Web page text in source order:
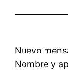
Nuevo
Nombre y